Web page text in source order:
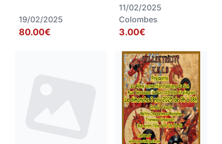
19/02/2025
80.00€
11/02/2025
Colombes
3.00€